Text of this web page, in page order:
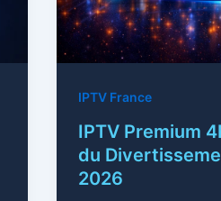
IPTV France
IPTV Premium
du
2026